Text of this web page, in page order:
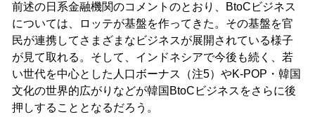
前述の日系金融機関のコメントのとおり、BtoCビジネス
については、ロッテが基盤を作ってきた。その基盤を官
民が連携してさまざまなビジネスが展開されている様子
が見て取れる。そして、インドネシアで今後も続く、若
い世代を中心とした人口ボーナス（注5）やK-POP・韓国
文化の世界的広がりなどが韓国BtoCビジネスをさらに後
押しすることとなるだろう。